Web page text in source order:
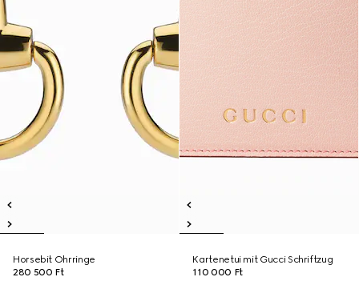
Horsebit Ohrringe
280 500 Ft
Kartenetui mit Gucci Schriftzug
110 000 Ft